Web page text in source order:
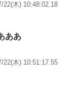
22(木) 10:48:02.18
ああ
22(木) 10:51:17.55